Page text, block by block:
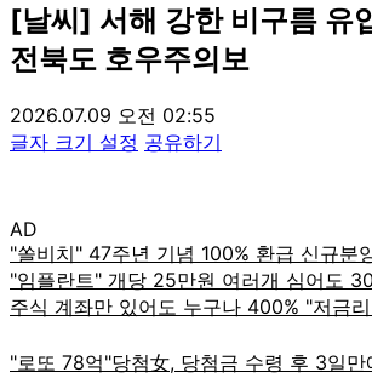
[날씨] 서해 강한 비구름 유
전북도 호우주의보
2026.07.09 오전 02:55
글자 크기 설정 공유하기
AD